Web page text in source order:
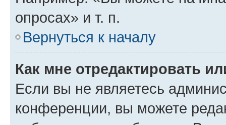
опросах» и т. п.
Вернуться к началу
Как мне отредактировать
Если вы не являетесь
конференции, вы можете